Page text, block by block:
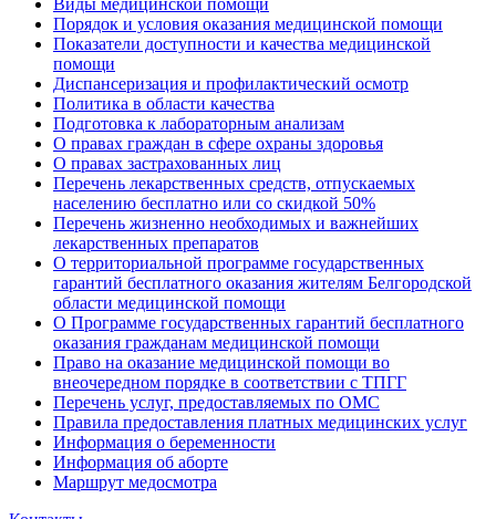
Виды медицинской помощи
Порядок и условия оказания медицинской помощи
Показатели доступности и качества медицинской
помощи
Диспансеризация и профилактический осмотр
Политика в области качества
Подготовка к лабораторным анализам
О правах граждан в сфере охраны здоровья
О правах застрахованных лиц
Перечень лекарственных средств, отпускаемых
населению бесплатно или со скидкой 50%
Перечень жизненно необходимых и важнейших
лекарственных препаратов
О территориальной программе государственных
гарантий бесплатного оказания жителям Белгородской
области медицинской помощи
О Программе государственных гарантий бесплатного
оказания гражданам медицинской помощи
Право на оказание медицинской помощи во
внеочередном порядке в соответствии с ТПГГ
Перечень услуг, предоставляемых по ОМС
Правила предоставления платных медицинских услуг
Информация о беременности
Информация об аборте
Маршрут медосмотра